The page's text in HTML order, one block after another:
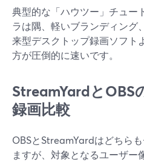
典型的な「ハウツー」チュー
ラは隅、軽いブランディング
来型デスクトップ録画ソフト
方が圧倒的に速いです。
StreamYardとOBS
録画比較
OBSとStreamYardはどちら
ますが、対象となるユーザー